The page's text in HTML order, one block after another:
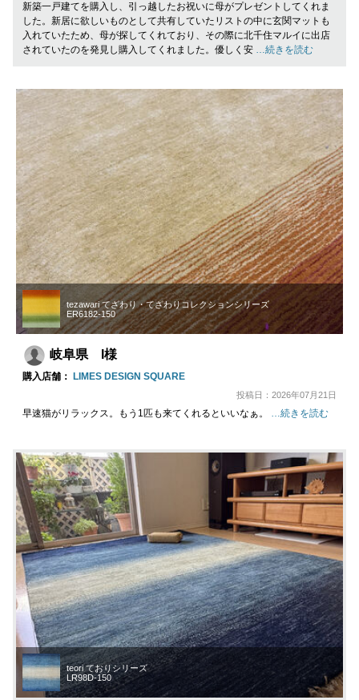
新築一戸建てを購入し、引っ越したお祝いに母がプレゼントしてくれま
した。新居に欲しいものとして共有していたリストの中に玄関マットも
入れていたため、母が探してくれており、その際に北千住マルイに出店
されていたのを発見し購入してくれました。優しく安 …続きを読む
tezawari てざわり・てざわりコレクションシリーズ
ER6182-150
岐阜県 I様
購入店舗： LIMES DESIGN SQUARE
投稿日：2026年07月21日
早速猫がリラックス。もう1匹も来てくれるといいなぁ。 …続きを読む
teori ておりシリーズ
LR98D-150